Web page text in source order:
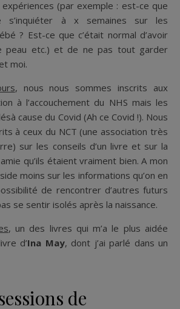
(par exemple : est-ce que
s’inquiéter à x semaines sur les
? Est-ce que c’était normal d’avoir
peau etc.) et de ne pas tout garder
moi.
, nous nous sommes inscrits aux
à l’accouchement du NHS mais les
cause du Covid (Ah ce Covid !). Nous
à ceux du NCT (une association très
sur les conseils d’un livre et sur la
qu’ils étaient vraiment bien. A mon
moins sur les informations qu’on en
de rencontrer d’autres futurs
se sentir isolés après la naissance.
, un des livres qui m’a le plus aidée
d’Ina May, dont j’ai parlé dans un
de